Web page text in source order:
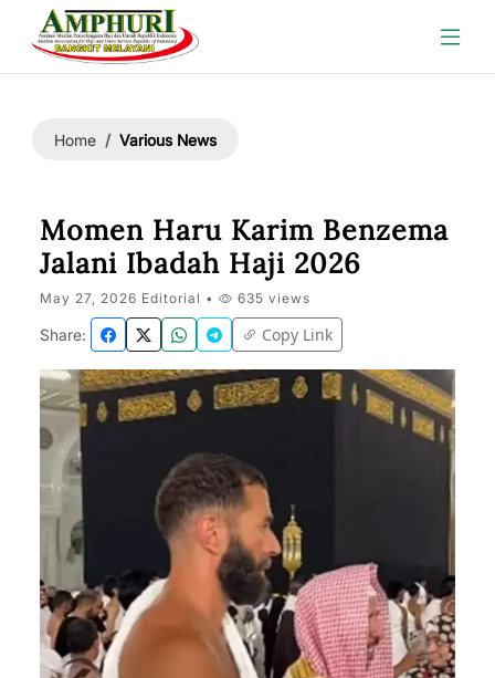
Home Various News
Momen Haru Karim Benzema
Jalani Ibadah Haji 2026
May 27, 2026 Editorial • 635 views
Share: Copy Link